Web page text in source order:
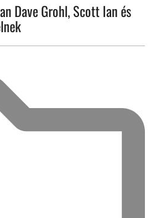
Dave Grohl, Scott Ian és